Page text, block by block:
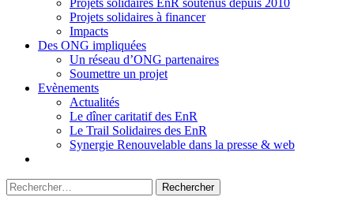
Projets solidaires EnR soutenus depuis 2010
Projets solidaires à financer
Impacts
Des ONG impliquées
Un réseau d’ONG partenaires
Soumettre un projet
Evènements
Actualités
Le dîner caritatif des EnR
Le Trail Solidaires des EnR
Synergie Renouvelable dans la presse & web
Rechercher :